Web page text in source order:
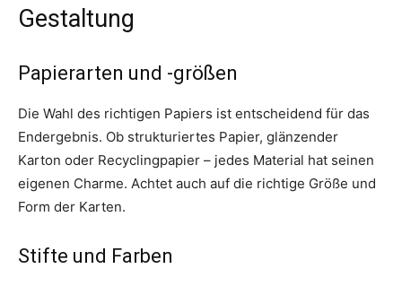
Gestaltung
Papierarten und -größen
Die Wahl des richtigen Papiers ist entscheidend für das
Endergebnis. Ob strukturiertes Papier, glänzender
Karton oder Recyclingpapier – jedes Material hat seinen
eigenen Charme. Achtet auch auf die richtige Größe und
Form der Karten.
Stifte und Farben